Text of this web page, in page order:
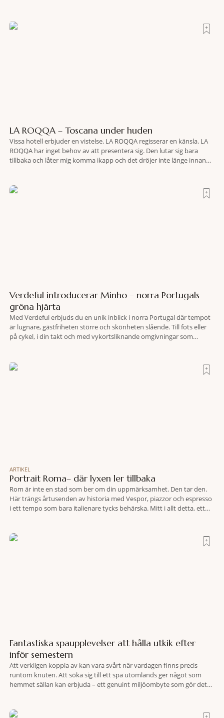
LA ROQQA – Toscana under huden
Vissa hotell erbjuder en vistelse. LA ROQQA regisserar en känsla. LA
ROQQA har inget behov av att presentera sig. Den lutar sig bara
tillbaka och låter mig komma ikapp och det dröjer inte länge innan
Verdeful introducerar Minho – norra Portugals
gröna hjärta
Med Verdeful erbjuds du en unik inblick i norra Portugal där tempot
är lugnare, gästfriheten större och skönheten slående. Till fots eller
på cykel, i din takt och med vykortsliknande omgivningar som
travel när det
ARTIKEL
Portrait Roma– där lyxen ler tillbaka
Rom är inte en stad som ber om din uppmärksamhet. Den tar den.
Här trängs årtusenden av historia med Vespor, piazzor och espresso
i ett tempo som bara italienare tycks behärska. Mitt i allt detta, ett
Fantastiska spaupplevelser att hålla utkik efter
inför semestern
Att verkligen koppla av kan vara svårt när vardagen finns precis
runtom knuten. Att söka sig till ett spa utomlands ger något som
hemmet sällan kan erbjuda – ett genuint miljöombyte som gör det